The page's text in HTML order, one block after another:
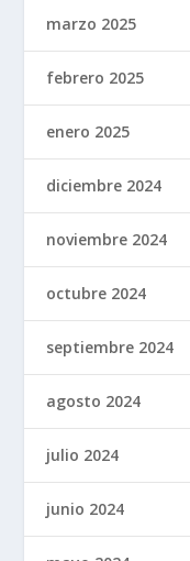
marzo 2025
febrero 2025
enero 2025
diciembre 2024
noviembre 2024
octubre 2024
septiembre 2024
agosto 2024
julio 2024
junio 2024